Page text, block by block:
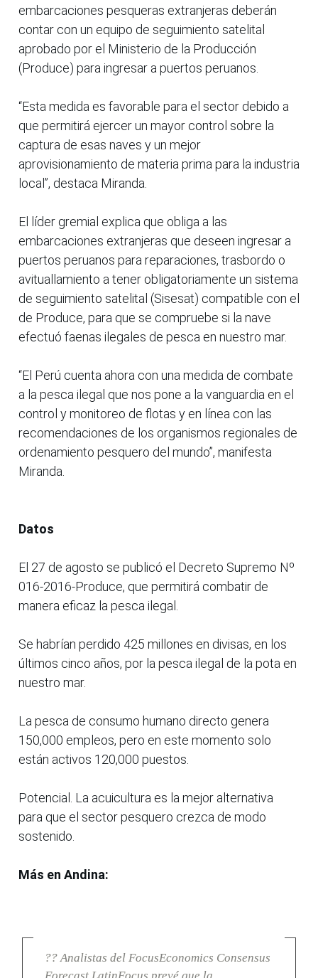
embarcaciones pesqueras extranjeras deberán
contar con un equipo de seguimiento satelital
aprobado por el Ministerio de la Producción
(Produce) para ingresar a puertos peruanos.
“Esta medida es favorable para el sector debido a
que permitirá ejercer un mayor control sobre la
captura de esas naves y un mejor
aprovisionamiento de materia prima para la industria
local”, destaca Miranda.
El líder gremial explica que obliga a las
embarcaciones extranjeras que deseen ingresar a
puertos peruanos para reparaciones, trasbordo o
avituallamiento a tener obligatoriamente un sistema
de seguimiento satelital (Sisesat) compatible con el
de Produce, para que se compruebe si la nave
efectuó faenas ilegales de pesca en nuestro mar.
“El Perú cuenta ahora con una medida de combate
a la pesca ilegal que nos pone a la vanguardia en el
control y monitoreo de flotas y en línea con las
recomendaciones de los organismos regionales de
ordenamiento pesquero del mundo”, manifesta
Miranda.
Datos
El 27 de agosto se publicó el Decreto Supremo Nº
016-2016-Produce, que permitirá combatir de
manera eficaz la pesca ilegal.
Se habrían perdido 425 millones en divisas, en los
últimos cinco años, por la pesca ilegal de la pota en
nuestro mar.
La pesca de consumo humano directo genera
150,000 empleos, pero en este momento solo
están activos 120,000 puestos.
Potencial. La acuicultura es la mejor alternativa
para que el sector pesquero crezca de modo
sostenido.
Más en Andina:
?? Analistas del FocusEconomics Consensus
Forecast LatinFocus prevé que la